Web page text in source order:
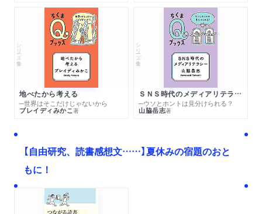
シリーズ・全集
地べたから考える
─世界はそこだけじゃないから
ブレイディみかこ著
シリーズ・全集
ＳＮＳ時代のメディアリテラシー
─ウソとホントは見分けられる？
山脇岳志著
【自由研究、読書感想文……】夏休みの宿題のおと
もに！